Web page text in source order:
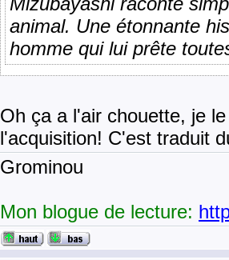
animal. Une étonnante
homme qui lui prête
Oh ça a l'air chouette, je
l'acquisition! C'est traduit
Grominou
Mon blogue de lecture: